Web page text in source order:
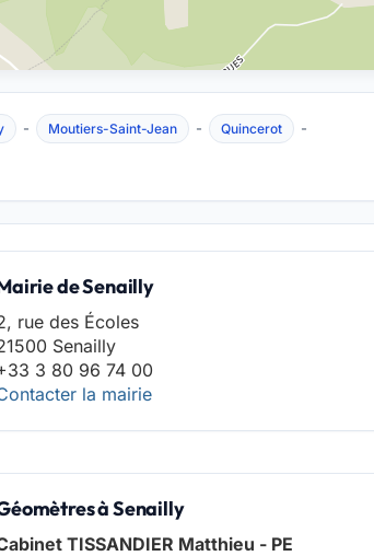
- Moutiers-Saint-Jean - Quincerot -
de Senailly
rue des Écoles
Senailly
3 80 96 74 00
la mairie
à Senailly
TISSANDIER Matthieu - PE